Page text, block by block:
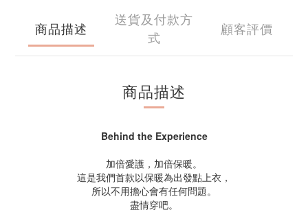
商品描述
送貨及付款方
式
顧客評價
商品描述
Behind the Experience
加倍愛護，加倍保暖。
這是我們首款以保暖為出發點上衣，
所以不用擔心會有任何問題。
盡情穿吧。